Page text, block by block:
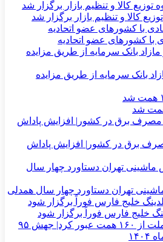
کالا و تنظیم بازار برگزار شد
با کشورهای عضو اتحادیه
بانک سرمایه از طریق مزایده
برق در کشور| افزایش پاداش
تهران دستاورد چهار سال همدلی
خلیج فارس فوراً برگزار شود